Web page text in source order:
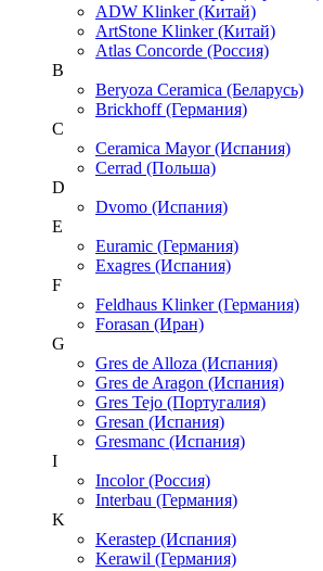
ADW Klinker (Китай)
ArtStone Klinker (Китай)
Atlas Concorde (Россия)
B
Beryoza Ceramica (Беларусь)
Brickhoff (Германия)
C
Ceramica Mayor (Испания)
Cerrad (Польша)
D
Dvomo (Испания)
E
Euramic (Германия)
Exagres (Испания)
F
Feldhaus Klinker (Германия)
Forasan (Иран)
G
Gres de Alloza (Испания)
Gres de Aragon (Испания)
Gres Tejo (Португалия)
Gresan (Испания)
Gresmanc (Испания)
I
Incolor (Россия)
Interbau (Германия)
K
Kerastep (Испания)
Kerawil (Германия)